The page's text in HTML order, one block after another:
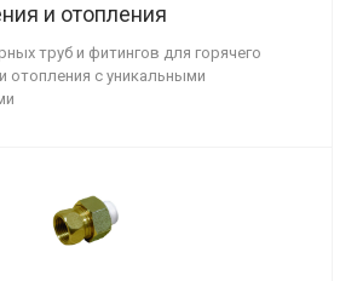
и отопления
труб и фитингов для горячего
отопления с уникальными